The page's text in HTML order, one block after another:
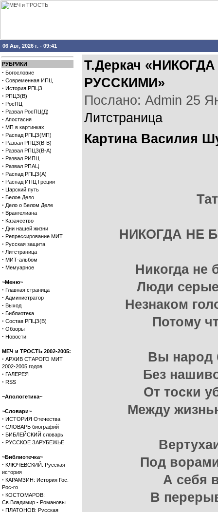
06 Авг, 2026 г. - 09:41
РУБРИКИ
· Богословие
· Современная ИПЦ
· История РПЦЗ
· РПЦЗ(В)
· РосПЦ
· Развал РосПЦ(Д)
· Апостасия
· МП в картинках
· Распад РПЦЗ(МП)
· Развал РПЦЗ(В-В)
· Развал РПЦЗ(В-А)
· Развал РИПЦ
· Развал РПАЦ
· Распад РПЦЗ(А)
· Распад ИПЦ Греции
· Царский путь
· Белое Дело
· Дело о Белом Деле
· Врангелиана
· Казачество
· Дни нашей жизни
· Репрессирование МИТ
· Русская защита
· Литстраница
· МИТ-альбом
· Мемуарное
~Меню~
· Главная страница
· Администратор
· Выход
· Библиотека
· Состав РПЦЗ(В)
· Обзоры
· Новости
МЕЧ и ТРОСТЬ 2002-2005:
· АРХИВ СТАРОГО МИТ
2002-2005 годов
· ГАЛЕРЕЯ
· RSS
~Апологетика~
~Словари~
· ИСТОРИЯ Отечества
· СЛОВАРЬ биографий
· БИБЛЕЙСКИЙ словарь
· РУССКОЕ ЗАРУБЕЖЬЕ
~Библиотечка~
· КЛЮЧЕВСКИЙ: Русская
история
· КАРАМЗИН: История Гос.
Рос-го
· КОСТОМАРОВ:
Св.Владимир - Романовы
· ПЛАТОНОВ: Русская
Т.Деркач
РУССКИМИ»
Послано: Admin 25
Литстраница
Картина Василия
НИКОГДА НЕ
Никогда не
Люди
Незнаком
Потому
Вы народ
Без
От тоски
Между
Под
А себя
В